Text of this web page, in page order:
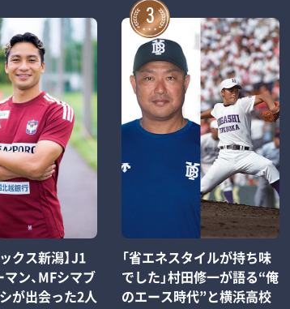
クス新潟】J1
ン、MFシマブ
が出会った2人
3
「省エネスタイルが持ち味
でした」村田修一が語る“俺
のエース時代”と横浜高校